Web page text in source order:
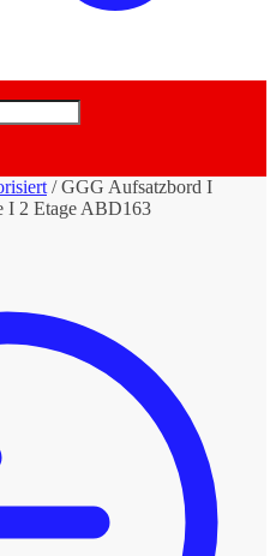
/GGG Aufsatzbord I
I 2 Etage ABD163